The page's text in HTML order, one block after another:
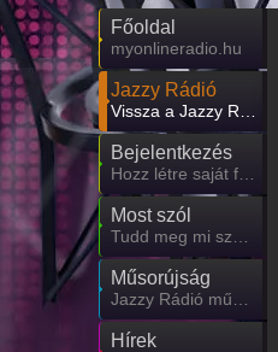
Főoldal
myonlineradio.hu
Jazzy Rádió
Bejelentkezés
Most szól
Műsorújság
Hírek